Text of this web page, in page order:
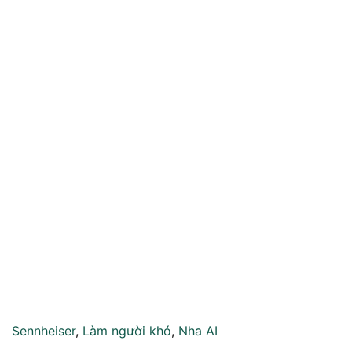
Sennheiser, Làm người khó, Nha AI